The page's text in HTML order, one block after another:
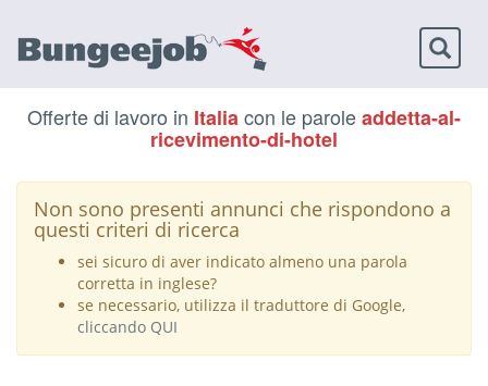
Offerte di lavoro in Italiacon le paroleaddetta-al-
ricevimento-di-hotel
Non sono presenti annunci che rispondono a
questi criteri di ricerca
sei sicuro di aver indicato almeno una parola
corretta in inglese?
se necessario, utilizza il traduttore di Google,
cliccando QUI